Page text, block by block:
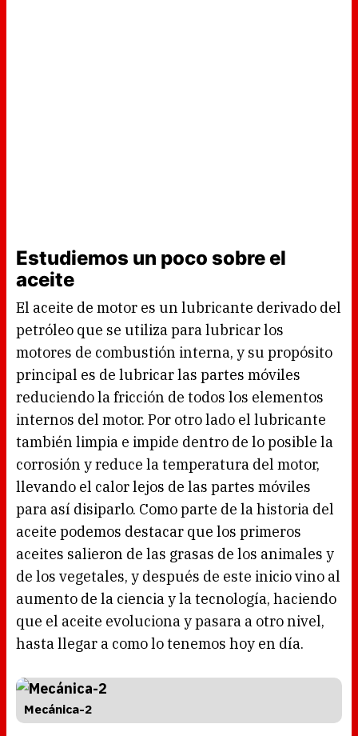
Estudiemos un poco sobre el
aceite
El aceite de motor es un lubricante derivado del
petróleo que se utiliza para lubricar los
motores de combustión interna, y su propósito
principal es de lubricar las partes móviles
reduciendo la fricción de todos los elementos
internos del motor. Por otro lado el lubricante
también limpia e impide dentro de lo posible la
corrosión y reduce la temperatura del motor,
llevando el calor lejos de las partes móviles
para así disiparlo. Como parte de la historia del
aceite podemos destacar que los primeros
aceites salieron de las grasas de los animales y
de los vegetales, y después de este inicio vino al
aumento de la ciencia y la tecnología, haciendo
que el aceite evoluciona y pasara a otro nivel,
hasta llegar a como lo tenemos hoy en día.
Mecánica-2